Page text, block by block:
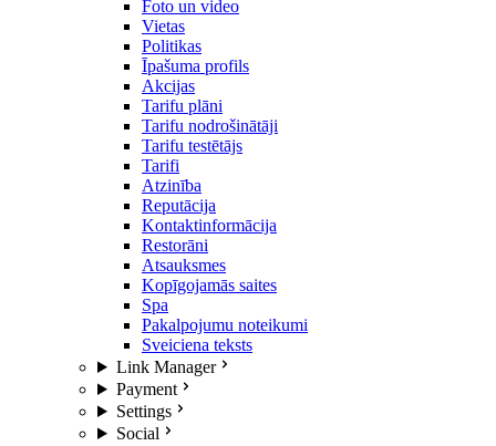
Foto un video
Vietas
Politikas
Īpašuma profils
Akcijas
Tarifu plāni
Tarifu nodrošinātāji
Tarifu testētājs
Tarifi
Atzinība
Reputācija
Kontaktinformācija
Restorāni
Atsauksmes
Kopīgojamās saites
Spa
Pakalpojumu noteikumi
Sveiciena teksts
Link Manager
Payment
Settings
Social